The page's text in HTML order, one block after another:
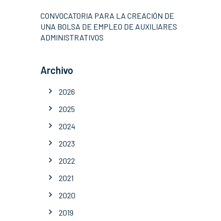
CONVOCATORIA PARA LA CREACIÓN DE
UNA BOLSA DE EMPLEO DE AUXILIARES
ADMINISTRATIVOS
Archivo
2026
2025
2024
2023
2022
2021
2020
2019